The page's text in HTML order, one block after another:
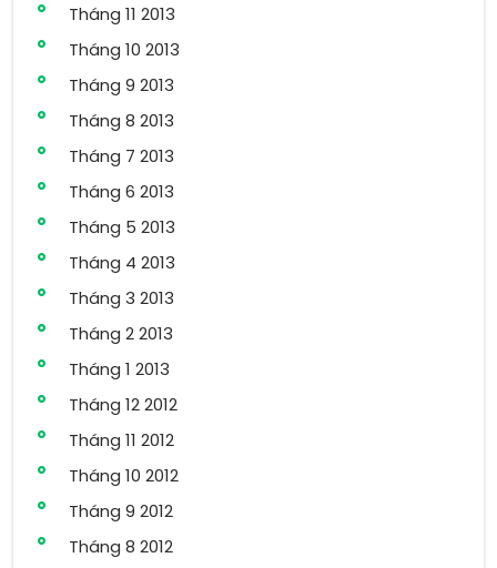
Tháng 11 2013
Tháng 10 2013
Tháng 9 2013
Tháng 8 2013
Tháng 7 2013
Tháng 6 2013
Tháng 5 2013
Tháng 4 2013
Tháng 3 2013
Tháng 2 2013
Tháng 1 2013
Tháng 12 2012
Tháng 11 2012
Tháng 10 2012
Tháng 9 2012
Tháng 8 2012